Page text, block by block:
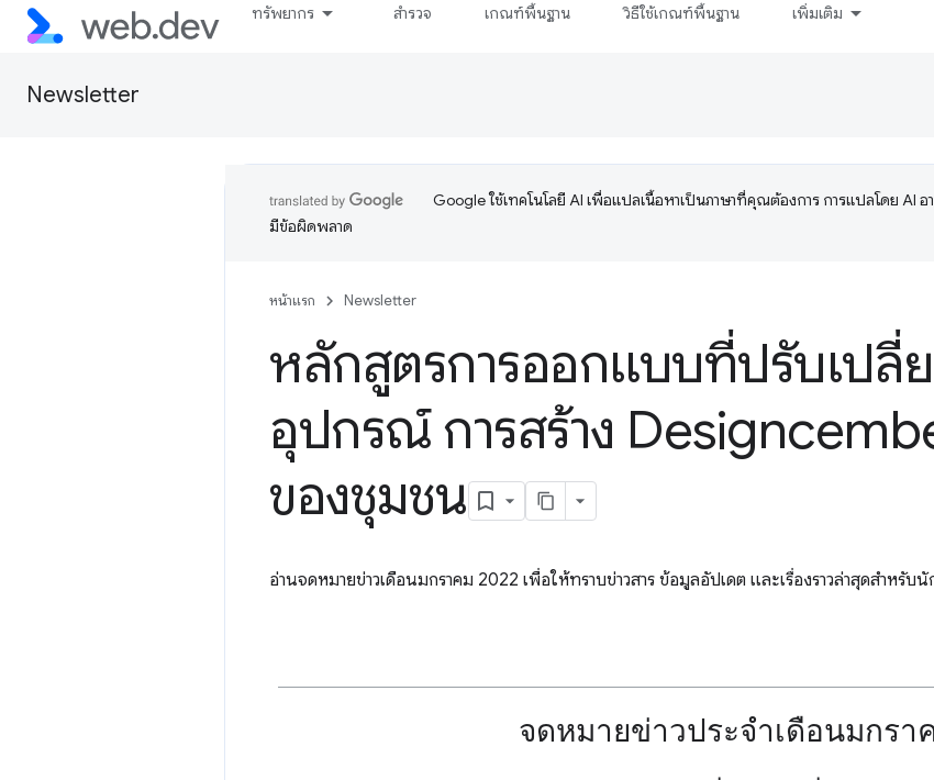
ทรัพยากร สำรวจ เกณฑ์พื้นฐาน วิธีใช้เกณฑ์พื้นฐาน เพิ่มเติม
Newsletter
Google ใช้เทคโนโลยี AI เพื่อแปลเนื้อหาเป็นภาษาที่คุณต้องการ การแปลโดย AI อ
มีข้อผิดพลาด
หน้าแรก Newsletter
หลักสูตรการออกแบบที่ปรับเปลี่
อุปกรณ์ การสร้าง
ของชุมชน
อ่านจดหมายข่าวเดือนมกราคม 2022 เพื่อให้ทราบข่าวสาร ข้อมูลอัปเดต และเรื่องราวล่าสุดสำหรั